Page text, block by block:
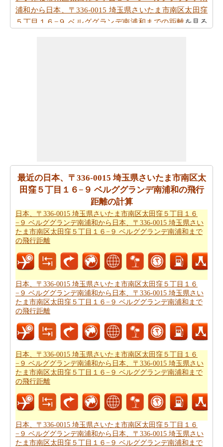
浦和から日本、〒336-0015 埼玉県さいたま市南区太田窪
５丁目１６−９ ベルググランデ南浦和までの距離を見る
目１６−９ ベルググランデ南浦和から日本、〒336-0015
埼玉県さいたま市南区太田窪５丁目１６−９ ベルググラ
ンデ南浦和までの方向方参照してください。
あなたの旅を計画する際の所要時間は重要な要素です。
したがって、あなたはまた日本、〒332-0011 埼玉県川口
市元郷を経由して、日本、〒336-0015 埼玉県さいたま市
本、〒336-0015 埼玉県さいたま市南区太田窪５丁目１６
−９ ベルググランデ南浦和までの移動時間を知りたいか
もしれません。これは、あなたが日本、〒336-0015 埼玉
県さいたま市南区太田窪５丁目１６−９ ベルググランデ
南浦和と日本、〒336-0015 埼玉県さいたま市南区太田窪
過ごすことになりますとどのくらいの時間推定値するの
に役立ちます。
あなたの日本、〒336-0015 埼玉県さいたま市南区太田窪
５丁目１６−９ ベルググランデ南浦和から日本、〒336-
0015 埼玉県さいたま市南区太田窪５丁目１６−９ ベルグ
グランデ南浦和までの旅行に基づいて、簡単な旅行の計
画を作成する必要ですか。日本、〒332-0011 埼玉県川口
市元郷を経由して、日本、〒336-0015 埼玉県さいたま市
南区太田窪５丁目１６−９ ベルググランデ南浦和から日
最近の日本、〒336-0015 埼玉県さいたま市南区太
田窪５丁目１６−９ ベルググランデ南浦和の飛行
距離の計算
日本、〒336-0015 埼玉県さいたま市南区太田窪５丁目１６
−９ ベルググランデ南浦和から日本、〒336-0015 埼玉県さい
たま市南区太田窪５丁目１６−９ ベルググランデ南浦和まで
の飛行距離
日本、〒336-0015 埼玉県さいたま市南区太田窪５丁目１６
−９ ベルググランデ南浦和から日本、〒336-0015 埼玉県さい
たま市南区太田窪５丁目１６−９ ベルググランデ南浦和まで
の飛行距離
日本、〒336-0015 埼玉県さいたま市南区太田窪５丁目１６
−９ ベルググランデ南浦和から日本、〒336-0015 埼玉県さい
たま市南区太田窪５丁目１６−９ ベルググランデ南浦和まで
の飛行距離
日本、〒336-0015 埼玉県さいたま市南区太田窪５丁目１６
−９ ベルググランデ南浦和から日本、〒336-0015 埼玉県さい
たま市南区太田窪５丁目１６−９ ベルググランデ南浦和まで